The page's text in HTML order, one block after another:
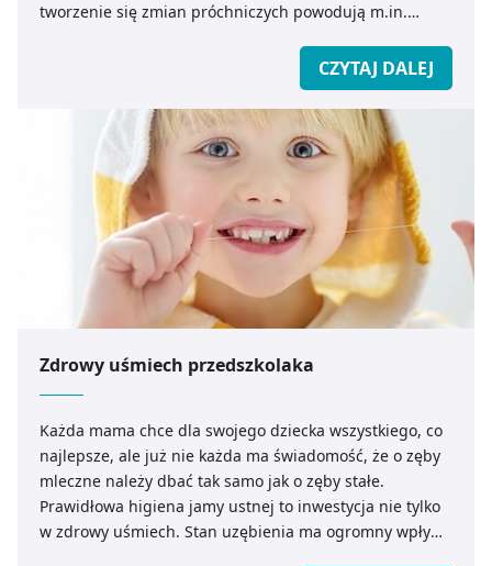
tworzenie się zmian próchniczych powodują m.in.
dnia. Jak walczyć z próchnicą na zębach? Czy
profilaktyka i codzienna higiena jamy ustnej to zawsze
klucz do zdrowego uśmiechu?
CZYTAJ DALEJ
Zdrowy uśmiech przedszkolaka
Każda mama chce dla swojego dziecka wszystkiego, co
najlepsze, ale już nie każda ma świadomość, że o zęby
mleczne należy dbać tak samo jak o zęby stałe.
Prawidłowa higiena jamy ustnej to inwestycja nie tylko
w zdrowy uśmiech. Stan uzębienia ma ogromny wpływ